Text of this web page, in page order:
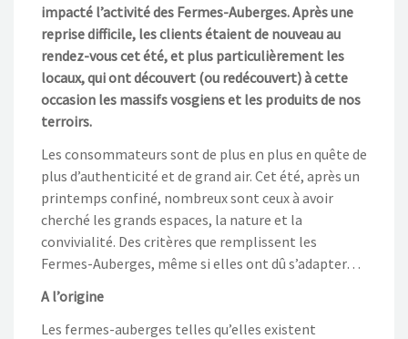
impacté l’activité des Fermes-Auberges. Après une
reprise difficile, les clients étaient de nouveau au
rendez-vous cet été, et plus particulièrement les
locaux, qui ont découvert (ou redécouvert) à cette
occasion les massifs vosgiens et les produits de nos
terroirs.
Les consommateurs sont de plus en plus en quête de
plus d’authenticité et de grand air. Cet été, après un
printemps confiné, nombreux sont ceux à avoir
cherché les grands espaces, la nature et la
convivialité. Des critères que remplissent les
Fermes-Auberges, même si elles ont dû s’adapter…
A l’origine
Les fermes-auberges telles qu’elles existent